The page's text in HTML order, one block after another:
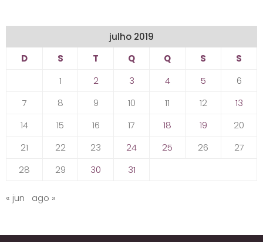
julho 2019
D
S T Q Q S
S
1
2 3 4 5
6
7
8 9 10 11 12
13
14
15 16 17 18 19
20
21
22 23 24 25 26
27
28
29 30 31
« jun ago »